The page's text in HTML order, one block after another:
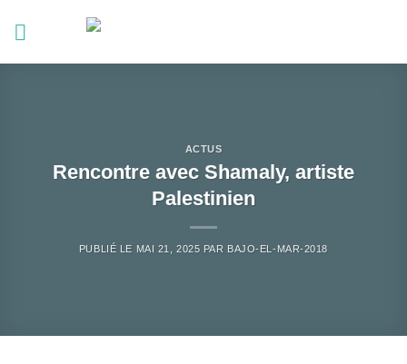
ACTUS
Rencontre avec Shamaly, artiste
Palestinien
PUBLIÉ LE MAI 21, 2025 PAR BAJO-EL-MAR-2018